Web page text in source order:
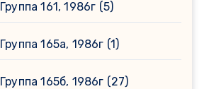
Группа 161, 1986г (5)
Группа 165а, 1986г (1)
Группа 165б, 1986г (27)